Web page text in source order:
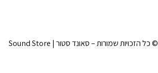
© כל הזכויות שמורות – סאונד סטור | Sound Store